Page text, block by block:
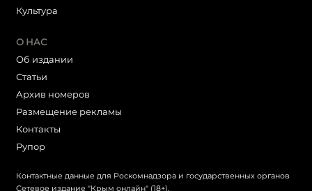
Культура
О НАС
Об издании
Статьи
Архив номеров
Размещение рекламы
Контакты
Рупор
Контактные данные для Роскомнадзора и государственных органов
Сетевое издание "Крым онлайн" (18+).